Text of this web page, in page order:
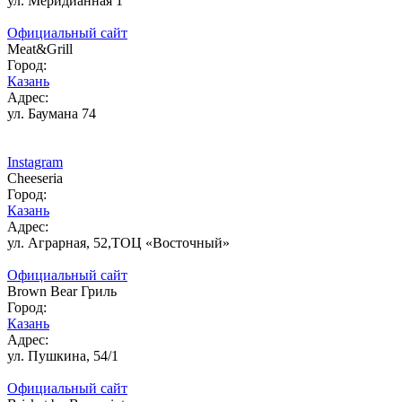
Евпатория
Ейск
Екатеринбург
Ереван
Златоуст
Иркутск
Казань
Калининград
Официальный сайт
Meat&Grill
Город:
Казань
Адрес:
ул. Баумана 74
Instagram
Cheeseria
Город:
Казань
Адрес:
ул. Аграрная, 52,ТОЦ «Восточный»
Официальный сайт
Brown Bear Гриль
Город:
Казань
Адрес:
ул. Пушкина, 54/1
Официальный сайт